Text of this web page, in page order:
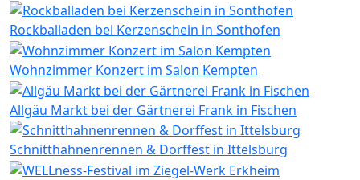
Rockballaden bei Kerzenschein in Sonthofen
Wohnzimmer Konzert im Salon Kempten
Allgäu Markt bei der Gärtnerei Frank in Fischen
Schnitthahnenrennen & Dorffest in Ittelsburg